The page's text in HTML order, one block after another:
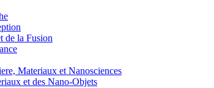
de la Fusion
Materiaux et Nanosciences
et des Nano-Objets